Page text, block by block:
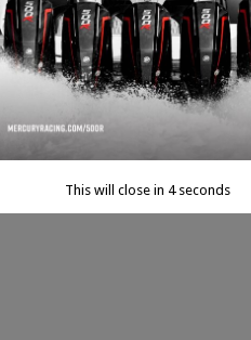
pouvez être assuré que vous ferez
les décennies à venir.
This will close in 3seconds